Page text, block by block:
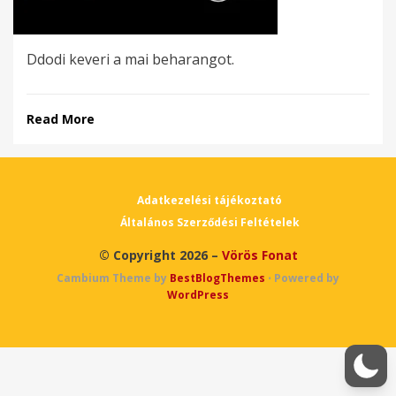
Ddodi keveri a mai beharangot.
Read More
Adatkezelési tájékoztató
Általános Szerződési Feltételek
© Copyright 2026 – Vörös Fonat
Cambium Theme by BestBlogThemes ⋅ Powered by
WordPress